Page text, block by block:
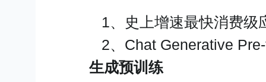
4、Google
应用：Bard
获取实时数据，能够有效
1、史上增速最快消费级
2、Chat Generative
生成预训练